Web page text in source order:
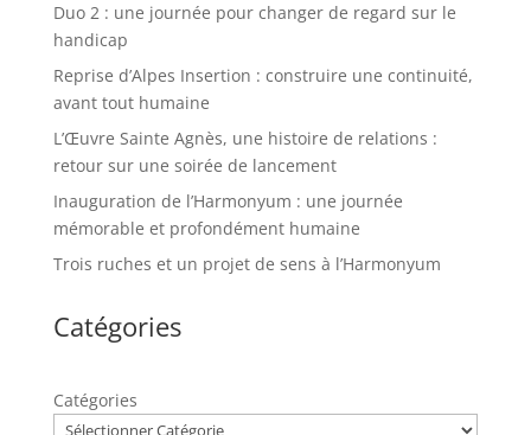
Duo 2 : une journée pour changer de regard sur le
handicap
Reprise d’Alpes Insertion : construire une continuité,
avant tout humaine
L’Œuvre Sainte Agnès, une histoire de relations :
retour sur une soirée de lancement
Inauguration de l’Harmonyum : une journée
mémorable et profondément humaine
Trois ruches et un projet de sens à l’Harmonyum
Catégories
Catégories